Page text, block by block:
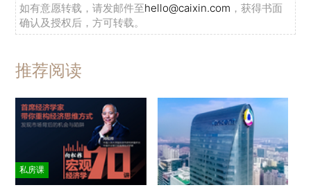
如有意愿转载，请发邮件至hello@caixin.com ，获得书面
确认及授权后，方可转载。
推荐阅读
私房课